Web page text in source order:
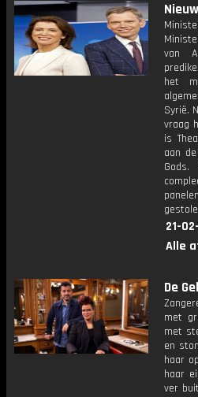
van
het
Syrië.
vraag
is
aan
21-
Alle
De
met
met
en
haar
haar
ver